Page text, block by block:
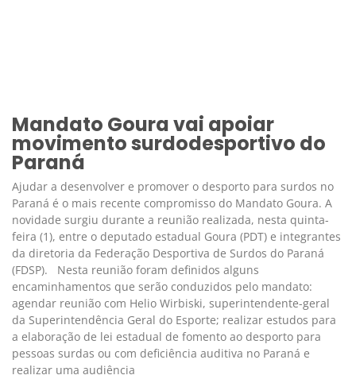
Mandato Goura vai apoiar
movimento surdodesportivo do
Paraná
Ajudar a desenvolver e promover o desporto para surdos no
Paraná é o mais recente compromisso do Mandato Goura. A
novidade surgiu durante a reunião realizada, nesta quinta-
feira (1), entre o deputado estadual Goura (PDT) e integrantes
da diretoria da Federação Desportiva de Surdos do Paraná
(FDSP). Nesta reunião foram definidos alguns
encaminhamentos que serão conduzidos pelo mandato:
agendar reunião com Helio Wirbiski, superintendente-geral
da Superintendência Geral do Esporte; realizar estudos para
a elaboração de lei estadual de fomento ao desporto para
pessoas surdas ou com deficiência auditiva no Paraná e
realizar uma audiência